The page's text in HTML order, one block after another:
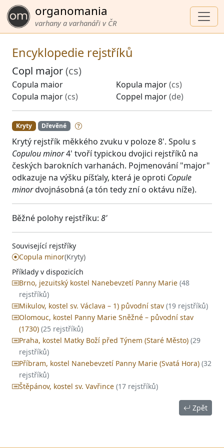
organomania
varhany a varhanáři v ČR
Encyklopedie rejstříků
Copl major(cs)
Copula maior
Copula major(cs)
Kopula major(cs)
Coppel major(de)
Kryty Dřevěné
Krytý rejstřík měkkého zvuku v poloze 8'. Spolu s
Copulou minor4' tvoří typickou dvojici rejstříků na
českých barokních varhanách. Pojmenování "major"
odkazuje na výšku píšťaly, která je oproti Copule
minordvojnásobná (a tón tedy zní o oktávu níže).
Běžné polohy rejstříku: 8'
Související rejstříky
Copula minor(Kryty)
Příklady v dispozicích
Brno, jezuitský kostel Nanebevzetí Panny Marie (48
rejstříků)
Mikulov, kostel sv. Václava – 1) původní stav (19 rejstříků)
Olomouc, kostel Panny Marie Sněžné – původní stav
(1730) (25 rejstříků)
Praha, kostel Matky Boží před Týnem (Staré Město) (29
rejstříků)
Příbram, kostel Nanebevzetí Panny Marie (Svatá Hora) (32
rejstříků)
Štěpánov, kostel sv. Vavřince (17 rejstříků)
Zpět